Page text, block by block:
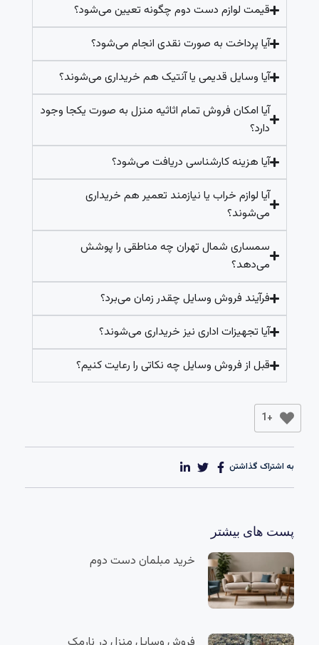
قیمت لوازم دست دوم چگونه تعیین می‌شود؟
آیا پرداخت به صورت نقدی انجام می‌شود؟
آیا وسایل قدیمی یا آنتیک هم خریداری می‌شوند؟
آیا امکان فروش تمام اثاثیه منزل به صورت یکجا وجود
دارد؟
آیا هزینه کارشناسی دریافت می‌شود؟
آیا لوازم خراب یا نیازمند تعمیر هم خریداری
می‌شوند؟
سمساری شمال تهران چه مناطقی را پوشش
می‌دهد؟
فرآیند فروش وسایل چقدر زمان می‌برد؟
آیا تجهیزات اداری نیز خریداری می‌شوند؟
قبل از فروش وسایل چه نکاتی را رعایت کنیم؟
+1
به اشتراک گذاشتن
پست های بیشتر
خرید مبلمان دست دوم